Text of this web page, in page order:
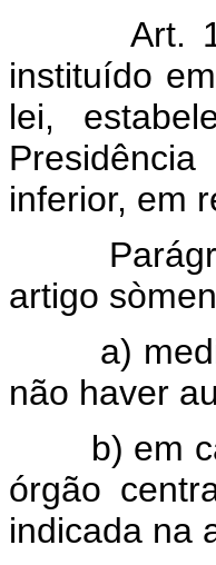
Art.
instituído
lei,
inferior, em
artigo
a)
não haver
b) em
órgão
indicada na